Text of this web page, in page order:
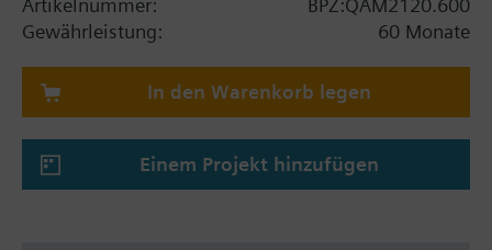
Artikelnummer:
BPZ:QAM2120.600
Gewährleistung:
60 Monate
In den Warenkorb legen
Einem Projekt hinzufügen